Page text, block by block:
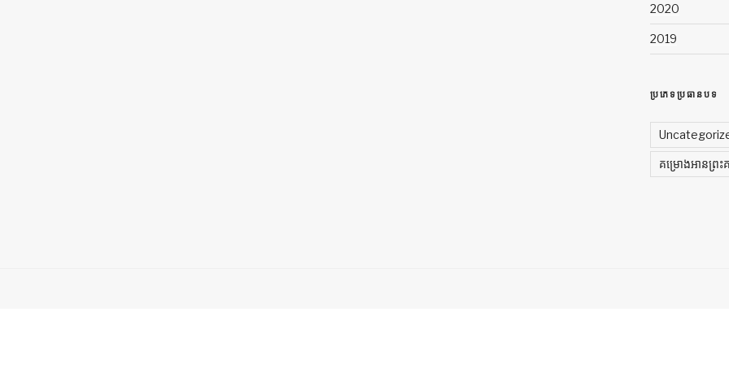
2020
2019
ប្រភេទប្រធានបទ
គម្រោងអានព្រះគ